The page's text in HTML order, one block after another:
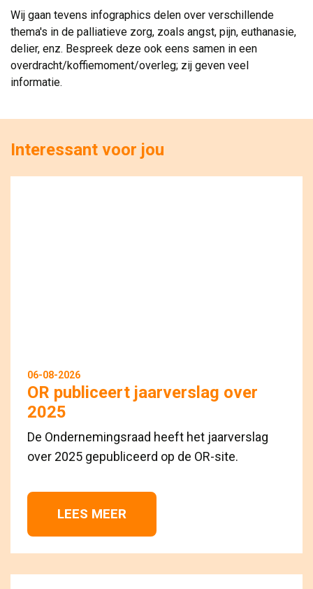
Wij gaan tevens infographics delen over verschillende
thema's in de palliatieve zorg, zoals angst, pijn, euthanasie,
delier, enz. Bespreek deze ook eens samen in een
overdracht/koffiemoment/overleg; zij geven veel
informatie.
Interessant voor jou
06-08-2026
OR publiceert jaarverslag over
2025
De Ondernemingsraad heeft het jaarverslag
over 2025 gepubliceerd op de OR-site.
LEES MEER